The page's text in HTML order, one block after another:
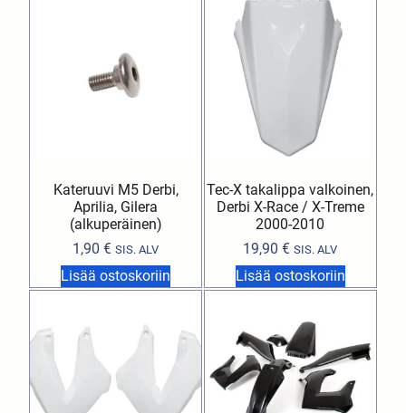
Kateruuvi M5 Derbi,
Aprilia, Gilera
(alkuperäinen)
1,90€ SIS. ALV
Lisää ostoskoriin
Tec-X takalippa valkoinen,
Derbi X-Race / X-Treme
2000-2010
19,90€ SIS. ALV
Lisää ostoskoriin